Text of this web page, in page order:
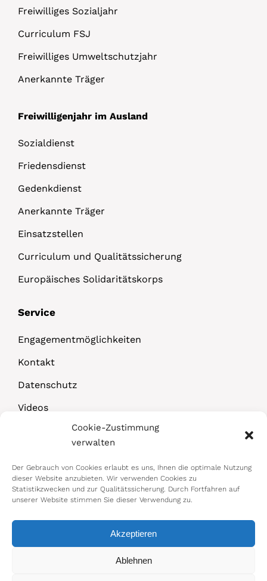
Cookie-Zustimmung
verwalten
Der Gebrauch von Cookies erlaubt es uns, Ihnen die optimale Nutzung
dieser Website anzubieten. Wir verwenden Cookies zu
Statistikzwecken und zur Qualitätssicherung. Durch Fortfahren auf
unserer Website stimmen Sie dieser Verwendung zu.
Akzeptieren
Ablehnen
Freiwilliges Sozialjahr
Curriculum FSJ
Freiwilliges Umweltschutzjahr
Anerkannte Träger
Freiwilligenjahr im Ausland
Sozialdienst
Friedensdienst
Gedenkdienst
Anerkannte Träger
Einsatzstellen
Curriculum und Qualitätssicherung
Europäisches Solidaritätskorps
Service
Engagementmöglichkeiten
Kontakt
Datenschutz
Videos
© 2026 Bundesministerium für Arbeit,